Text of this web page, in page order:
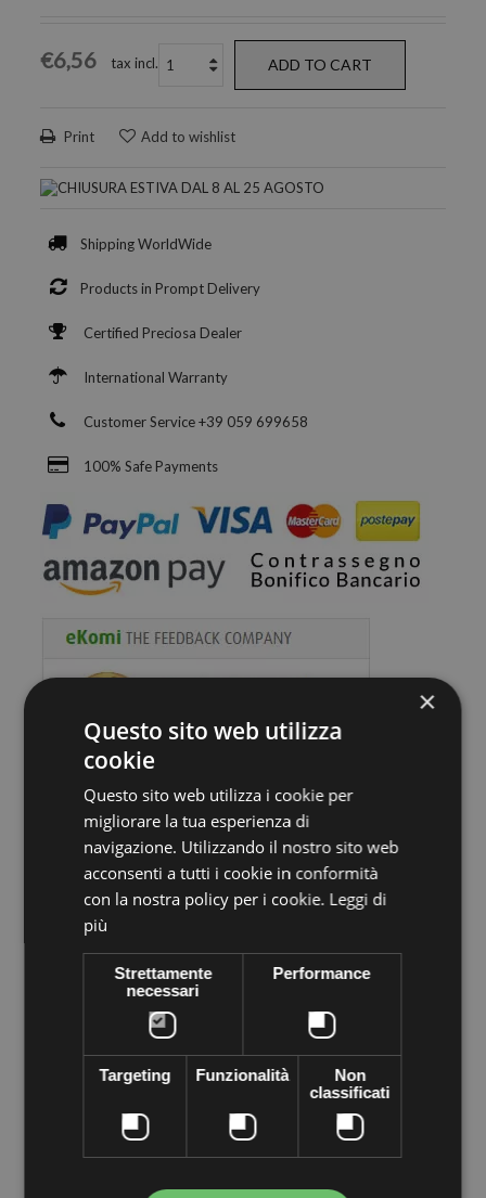
€6,56 tax incl. ADD TO CART
Print Add to wishlist
Shipping WorldWide
Products in Prompt Delivery
Certified Preciosa Dealer
International Warranty
Customer Service +39 059 699658
100% Safe Payments
Volume discounts
Quantity Discount You Save
Sewing PRECIOSA Crystal stone completely genuine cezch
crystal square shaped. Flat bottom and with holes in the sides
of the top, sewing on any material to make high fashion
×
Questo sito web utilizza
cookie
Questo sito web utilizza i cookie per
migliorare la tua esperienza di
navigazione. Utilizzando il nostro sito web
acconsenti a tutti i cookie in conformità
con la nostra policy per i cookie. Leggi di
più
Strettamente
necessari
Performance
Targeting Funzionalità
Non
classificati